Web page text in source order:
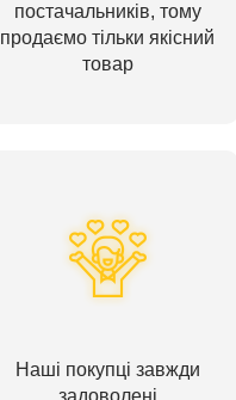
постачальників, тому
продаємо тільки якісний
товар
Наші покупці завжди
задоволені